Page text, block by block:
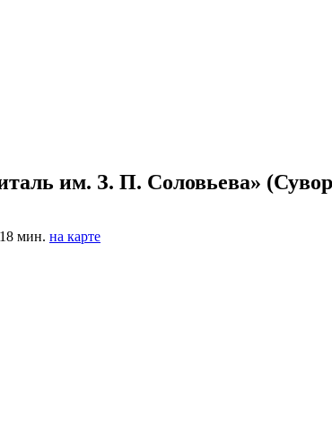
им. З. П. Соловьева»
мин. на карте